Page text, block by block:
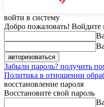
войти в систему
Добро пожаловать! Войдите
Забыли пароль? получить
Политика в отношении
восстановление пароля
Восстановите свой пароль